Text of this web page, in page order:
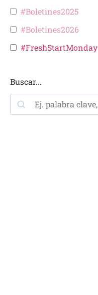
#Boletines2025
#Boletines2026
#FreshStartMonday
Buscar...